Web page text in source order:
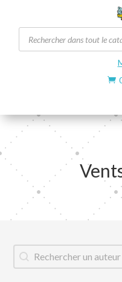
Recherche
de
produits

Auteur
Rechercher